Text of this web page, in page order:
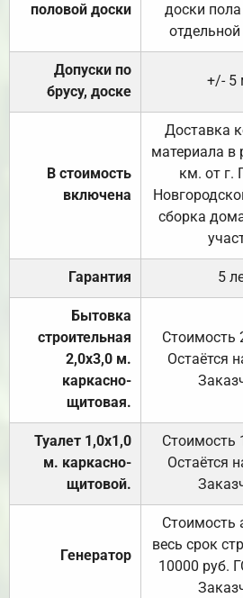
половой доски
доски
Допуски по
брусу, доске
+/- 5
В стоимость
включена
Доставка
материала в
км. от г.
сборка
Гарантия 5
Бытовка
строительная
2,0х3,0 м.
каркасно-
щитовая.
Стоимость
Остаётся
Туалет 1,0х1,0
м. каркасно-
щитовой.
Стоимость
Остаётся
Генератор
Стоимость
весь срок
10000 руб.